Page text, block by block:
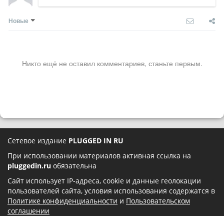
Новые
Никто ещё не оставил комментариев, станьте первым.
Сетевое издание PLUGGED IN RU
При использовании материалов активная ссылка на
pluggedin.ru обязательна
Сайт использует IP-адреса, cookie и данные геолокации
пользователей сайта, условия использования содержатся в
Политике конфиденциальности и Пользовательском
соглашении